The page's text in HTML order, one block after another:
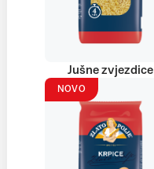
Jušne zvjezdice
NOVO